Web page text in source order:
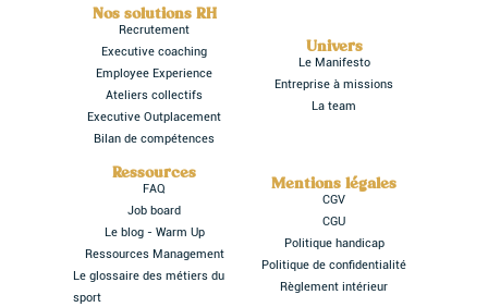
Nos solutions RH
Recrutement
Executive coaching
Employee Experience
Ateliers collectifs
Executive Outplacement
Bilan de compétences
Univers
Le Manifesto
Entreprise à missions
La team
Ressources
FAQ
Job board
Le blog - Warm Up
Ressources Management
Le glossaire des métiers du
sport
Mentions légales
CGV
CGU
Politique handicap
Politique de confidentialité
Règlement intérieur